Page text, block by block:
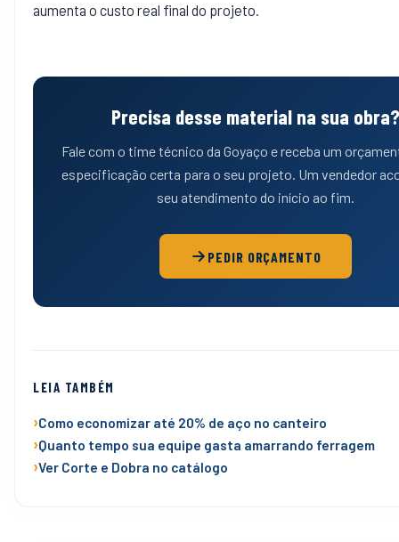
aumenta o custo real final do projeto.
Precisa desse material na sua obra?
Fale com o time técnico da Goyaço e receba um
especificação certa para o seu projeto. Um vendedor
seu atendimento do início ao fim.
PEDIR ORÇAMENTO
LEIA TAMBÉM
Como economizar até 20% de aço no canteiro
Quanto tempo sua equipe gasta amarrando ferragem
Ver Corte e Dobra no catálogo